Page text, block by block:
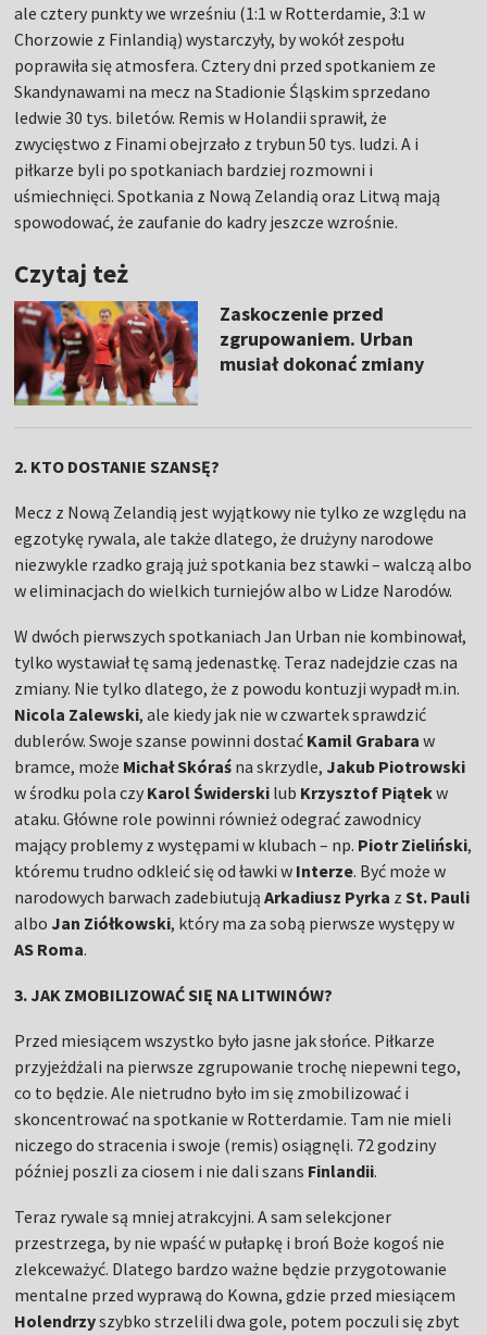
ale cztery punkty we wrześniu (1:1 w Rotterdamie, 3:1 w
Chorzowie z Finlandią) wystarczyły, by wokół zespołu
poprawiła się atmosfera. Cztery dni przed spotkaniem ze
Skandynawami na mecz na Stadionie Śląskim sprzedano
ledwie 30 tys. biletów. Remis w Holandii sprawił, że
zwycięstwo z Finami obejrzało z trybun 50 tys. ludzi. A i
piłkarze byli po spotkaniach bardziej rozmowni i
uśmiechnięci. Spotkania z Nową Zelandią oraz Litwą mają
spowodować, że zaufanie do kadry jeszcze wzrośnie.
Czytaj też
Zaskoczenie przed
zgrupowaniem. Urban
musiał dokonać zmiany
2. KTO DOSTANIE SZANSĘ?
Mecz z Nową Zelandią jest wyjątkowy nie tylko ze względu na
egzotykę rywala, ale także dlatego, że drużyny narodowe
niezwykle rzadko grają już spotkania bez stawki – walczą albo
w eliminacjach do wielkich turniejów albo w Lidze Narodów.
W dwóch pierwszych spotkaniach Jan Urban nie kombinował,
tylko wystawiał tę samą jedenastkę. Teraz nadejdzie czas na
zmiany. Nie tylko dlatego, że z powodu kontuzji wypadł m.in.
Nicola Zalewski, ale kiedy jak nie w czwartek sprawdzić
dublerów. Swoje szanse powinni dostać Kamil Grabaraw
bramce, może Michał Skóraś na skrzydle, Jakub Piotrowski
w środku pola czy Karol Świderski lub Krzysztof Piątekw
ataku. Główne role powinni również odegrać zawodnicy
mający problemy z występami w klubach – np. Piotr Zieliński,
któremu trudno odkleić się od ławki w Interze. Być może w
narodowych barwach zadebiutująArkadiusz Pyrka zSt. Pauli
albo Jan Ziółkowski, który ma za sobą pierwsze występy w
AS Roma.
3. JAK ZMOBILIZOWAĆ SIĘ NA LITWINÓW?
Przed miesiącem wszystko było jasne jak słońce. Piłkarze
przyjeżdżali na pierwsze zgrupowanie trochę niepewni tego,
co to będzie. Ale nietrudno było im się zmobilizować i
skoncentrować na spotkanie w Rotterdamie. Tam nie mieli
niczego do stracenia i swoje (remis) osiągnęli. 72 godziny
później poszli za ciosem i nie dali szans Finlandii.
Teraz rywale są mniej atrakcyjni. A sam selekcjoner
przestrzega, by nie wpaść w pułapkę i broń Boże kogoś nie
zlekceważyć. Dlatego bardzo ważne będzie przygotowanie
mentalne przed wyprawą do Kowna, gdzie przed miesiącem
Holendrzyszybko strzelili dwa gole, potem poczuli się zbyt